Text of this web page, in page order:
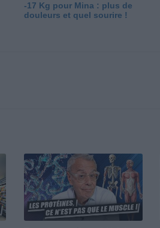
-17 Kg pour Mina : plus de
douleurs et quel sourire !